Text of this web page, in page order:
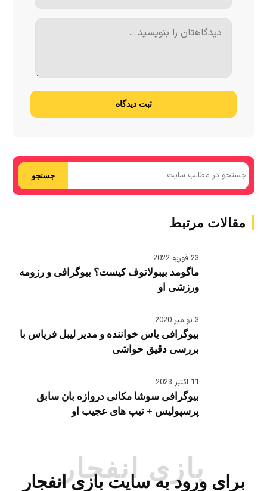
ثبت دیدگاه
جستجو
مقالات مرتبط
23 فوریه 2022
ماگومد بیبولاتوف کیست؟ بیوگرافی و رزومه
ورزشی او
3 نوامبر 2020
بیوگرافی یاس خواننده و مدیر لیبل فریاس با
بررسی دقیق حواشی
11 اکتبر 2023
بیوگرافی سوشا مکانی دروازه بان سابق
پرسپولیس + تیپ های عجیب او
بازی انفجار
برای ورود به سایت بازی انفجار